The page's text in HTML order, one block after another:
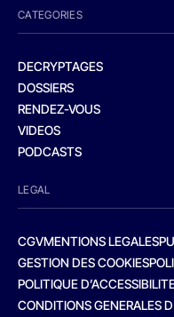
CATEGORIES
DECRYPTAGES
DOSSIERS
RENDEZ-VOUS
VIDEOS
PODCASTS
LEGAL
CGVMENTIONS LEGALES
GESTION DES COOKIES
POLITIQUE
CONDITIONS GENERALES